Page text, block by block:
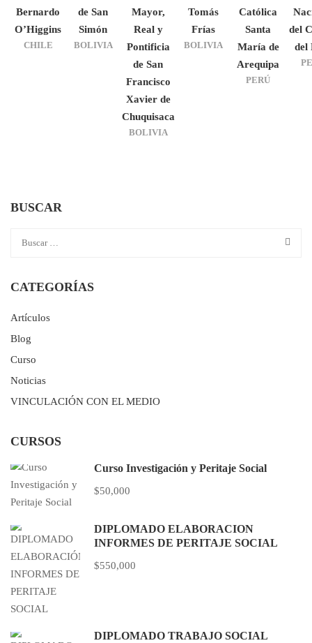
Bernardo
O’Higgins
CHILE
de San
Simón
BOLIVIA
Mayor,
Real y
Pontificia
de San
Francisco
Xavier de
Chuquisaca
BOLIVIA
Tomás
Frías
BOLIVIA
Católica
Santa
María de
Arequipa
PERÚ
del
del
BUSCAR
CATEGORÍAS
Artículos
Blog
Curso
Noticias
VINCULACIÓN CON EL MEDIO
CURSOS
Curso Investigación y Peritaje Social
$50,000
DIPLOMADO ELABORACIÓN
INFORMES DE PERITAJE SOCIAL
$550,000
DIPLOMADO TRABAJO SOCIAL